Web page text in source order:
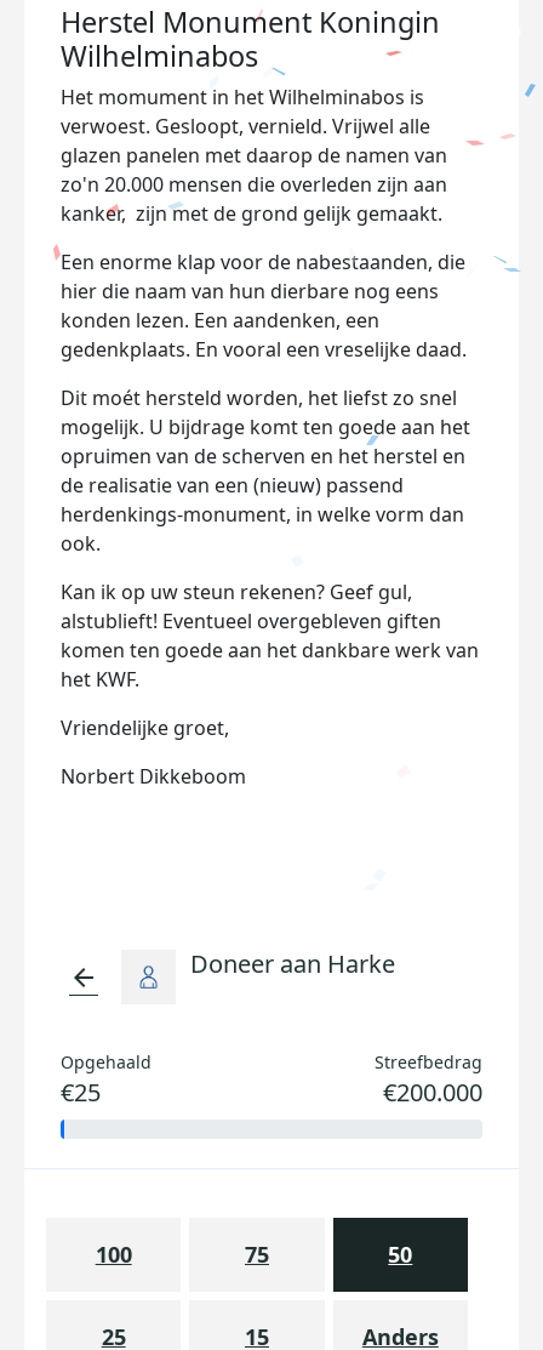
Herstel Monument Koningin
Wilhelminabos
Het momument in het Wilhelminabos is
verwoest. Gesloopt, vernield. Vrijwel alle
glazen panelen met daarop de namen van
zo'n 20.000 mensen die overleden zijn aan
kanker, zijn met de grond gelijk gemaakt.
Een enorme klap voor de nabestaanden, die
hier die naam van hun dierbare nog eens
konden lezen. Een aandenken, een
gedenkplaats. En vooral een vreselijke daad.
Dit moét hersteld worden, het liefst zo snel
mogelijk. U bijdrage komt ten goede aan het
opruimen van de scherven en het herstel en
de realisatie van een (nieuw) passend
herdenkings-monument, in welke vorm dan
ook.
Kan ik op uw steun rekenen? Geef gul,
alstublieft! Eventueel overgebleven giften
komen ten goede aan het dankbare werk van
het KWF.
Vriendelijke groet,
Norbert Dikkeboom
arrow_back Doneer aan Harke
Opgehaald
€25
Streefbedrag
€200.000
100 75 50
25 15 Anders